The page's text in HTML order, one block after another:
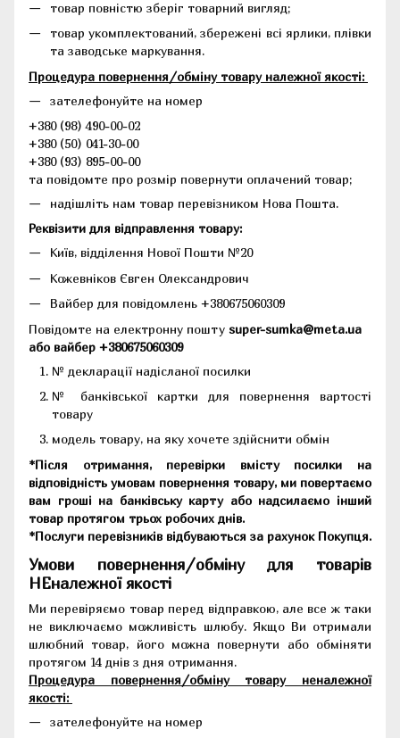
товар повністю зберіг товарний вигляд;
товар укомплектований, збережені всі ярлики, плівки
та заводське маркування.
Процедура повернення/обміну товару належної якості:
зателефонуйте на номер
+380 (98) 490-00-02
+380 (50) 041-30-00
+380 (93) 895-00-00
та повідомте про розмір повернути оплачений товар;
надішліть нам товар перевізником Нова Пошта.
Реквізити для відправлення товару:
Київ, відділення Нової Пошти №20
Кожевніков Євген Олександрович
Вайбер для повідомлень +380675060309
Повідомте на електронну пошту super-sumka@meta.ua
або вайбер +380675060309
№ декларації надісланої посилки
№ банківської картки для повернення вартості
товару
модель товару, на яку хочете здійснити обмін
*Після отримання, перевірки вмісту посилки на
відповідність умовам повернення товару, ми повертаємо
вам гроші на банківську карту або надсилаємо інший
товар протягом трьох робочих днів.
*Послуги перевізників відбуваються за рахунок Покупця.
Умови повернення/обміну для товарів
НЕналежної якості
Ми перевіряємо товар перед відправкою, але все ж таки
не виключаємо можливість шлюбу. Якщо Ви отримали
шлюбний товар, його можна повернути або обміняти
протягом 14 днів з дня отримання.
Процедура повернення/обміну товару неналежної
якості:
зателефонуйте на номер